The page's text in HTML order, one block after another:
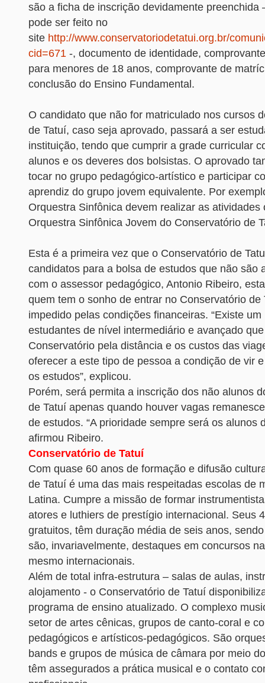
são a ficha de inscrição devidamente preenchida
pode ser feito no
site http://www.conservatoriodetatui.org.br/
cid=671 -, documento de identidade,
para menores de 18 anos, comprovante de
conclusão do Ensino Fundamental.
O candidato que não for matriculado nos cursos
de Tatuí, caso seja aprovado, passará a ser
instituição, tendo que cumprir a grade curricular
alunos e os deveres dos bolsistas. O aprovado
tocar no grupo pedagógico-artístico e participar
aprendiz do grupo jovem equivalente. Por
Orquestra Sinfônica devem realizar as atividades
Orquestra Sinfônica Jovem do Conservatório de
Esta é a primeira vez que o Conservatório de
candidatos para a bolsa de estudos que não são
com o assessor pedagógico, Antonio Ribeiro,
quem tem o sonho de entrar no Conservatório de
impedido pelas condições financeiras. “Existe
estudantes de nível intermediário e avançado
Conservatório pela distância e os custos das
oferecer a este tipo de pessoa a condição de vir
os estudos”, explicou.
Porém, será permita a inscrição dos não alunos
de Tatuí apenas quando houver vagas
de estudos. “A prioridade sempre será os alunos
afirmou Ribeiro.
Conservatório de Tatuí
Com quase 60 anos de formação e difusão
de Tatuí é uma das mais respeitadas escolas de
Latina. Cumpre a missão de formar
atores e luthiers de prestígio internacional. Seus
gratuitos, têm duração média de seis anos,
são, invariavelmente, destaques em concursos
mesmo internacionais.
Além de total infra-estrutura – salas de aulas,
alojamento - o Conservatório de Tatuí
programa de ensino atualizado. O complexo
setor de artes cênicas, grupos de canto-coral e
pedagógicos e artísticos-pedagógicos. São
bands e grupos de música de câmara por meio
têm assegurados a prática musical e o contato